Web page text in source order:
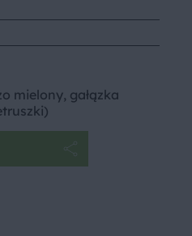
mielony, gałązka